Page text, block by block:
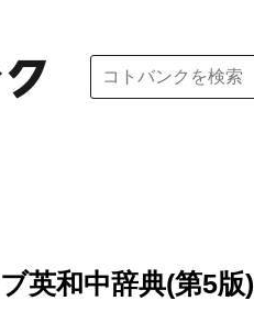
英和中辞典(第5版)